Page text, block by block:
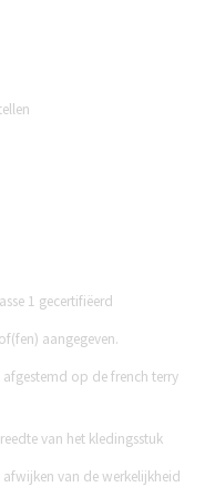
1 gecertifiëerd
aangegeven.
op de french terry
van het kledingsstuk
van de werkelijkheid